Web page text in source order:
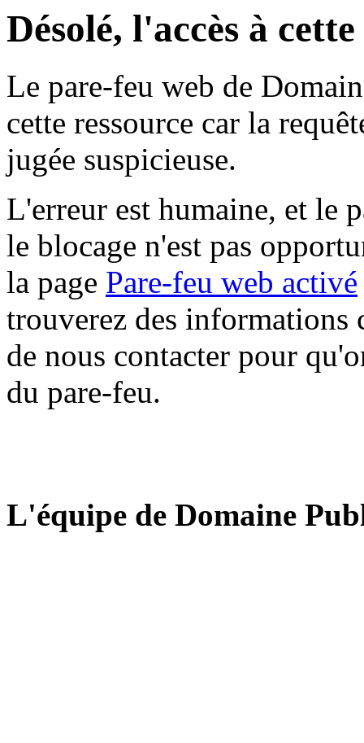
Désolé, l'accès à
Le pare-feu web de
cette ressource car la
jugée suspicieuse.
L'erreur est humaine, et le
le blocage n'est pas
la page Pare-feu web activé
trouverez des informations
de nous contacter pour
du pare-feu.
L'équipe de Domaine